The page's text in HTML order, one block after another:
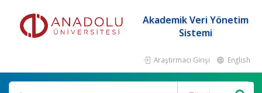
Akademik Veri Yönetim
Sistemi
Araştırmacı Girişi English
Ara